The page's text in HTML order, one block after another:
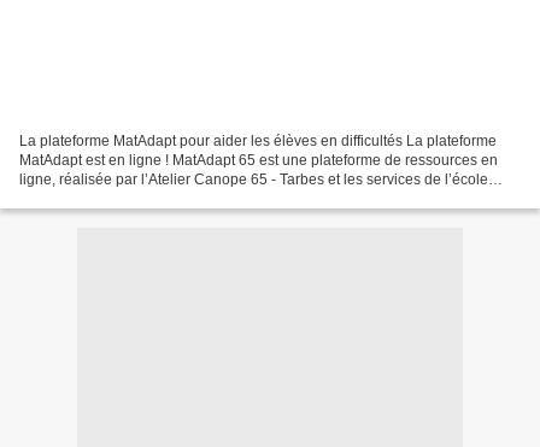
La plateforme MatAdapt pour aider les élèves en difficultés La plateforme
MatAdapt est en ligne ! MatAdapt 65 est une plateforme de ressources en
ligne, réalisée par l’Atelier Canope 65 - Tarbes et les services de l’école